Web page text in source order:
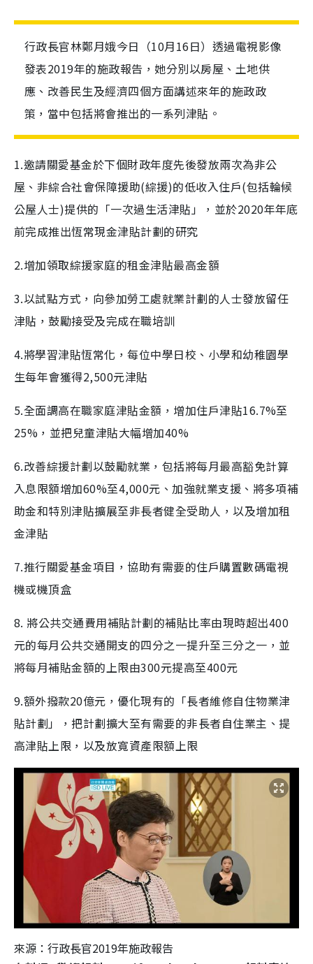
行政長官林鄭月娥今日（10月16日）透過電視影像
發表2019年的施政報告，她分別以房屋、土地供
應、改善民生及經濟四個方面講述來年的施政政
策，當中包括將會推出的一系列津貼。
1.邀請關愛基金於下個財政年度先後發放兩次為非公
屋、非綜合社會保障援助(綜援)的低收入住戶(包括輪候
公屋人士)提供的「一次過生活津貼」，並於2020年年底
前完成推出恆常現金津貼計劃的研究
2.增加領取綜援家庭的租金津貼最高金額
3.以試點方式，向參加勞工處就業計劃的人士發放留任
津貼，鼓勵接受及完成在職培訓
4.將學習津貼恆常化，每位中學日校、小學和幼稚園學
生每年會獲得2,500元津貼
5.全面調高在職家庭津貼金額，增加住戶津貼16.7%至
25%，並把兒童津貼大幅增加40%
6.改善綜援計劃以鼓勵就業，包括將每月最高豁免計算
入息限額增加60%至4,000元、加強就業支援、將多項補
助金和特別津貼擴展至非長者健全受助人，以及增加租
金津貼
7.推行關愛基金項目，協助有需要的住戶購置數碼電視
機或機頂盒
8. 將公共交通費用補貼計劃的補貼比率由現時超出400
元的每月公共交通開支的四分之一提升至三分之一，並
將每月補貼金額的上限由300元提高至400元
9.額外撥款20億元，優化現有的「長者維修自住物業津
貼計劃」，把計劃擴大至有需要的非長者自住業主、提
高津貼上限，以及放寬資產限額上限
來源：行政長官2019年施政報告